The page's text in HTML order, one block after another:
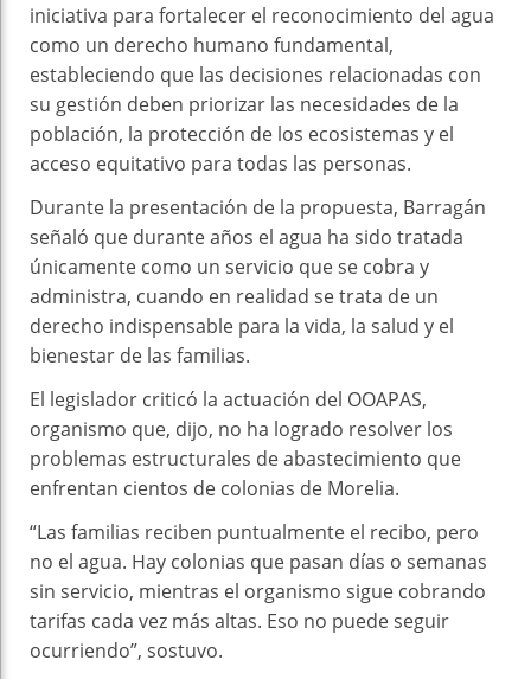
iniciativa para fortalecer el reconocimiento del agua
como un derecho humano fundamental,
estableciendo que las decisiones relacionadas con
su gestión deben priorizar las necesidades de la
población, la protección de los ecosistemas y el
acceso equitativo para todas las personas.
Durante la presentación de la propuesta, Barragán
señaló que durante años el agua ha sido tratada
únicamente como un servicio que se cobra y
administra, cuando en realidad se trata de un
derecho indispensable para la vida, la salud y el
bienestar de las familias.
El legislador criticó la actuación del OOAPAS,
organismo que, dijo, no ha logrado resolver los
problemas estructurales de abastecimiento que
enfrentan cientos de colonias de Morelia.
“Las familias reciben puntualmente el recibo, pero
no el agua. Hay colonias que pasan días o semanas
sin servicio, mientras el organismo sigue cobrando
tarifas cada vez más altas. Eso no puede seguir
ocurriendo”, sostuvo.